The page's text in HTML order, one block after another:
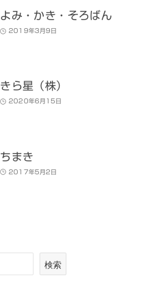
よみ・かき・そろばん
2019年3月9日
きら星（株）
2020年6月15日
ちまき
2017年5月2日
検索